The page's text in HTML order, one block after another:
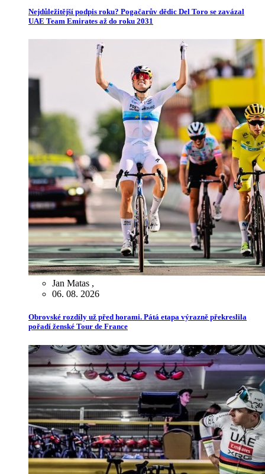
Nejdůležitější podpis roku? Pogačarův dědic Del Toro se zavázal
UAE Team Emirates až do roku 2031
Jan Matas ,
06. 08. 2026
Obrovské rozdíly už před horami. Pátá etapa výrazně překreslila
pořadí ženské Tour de France